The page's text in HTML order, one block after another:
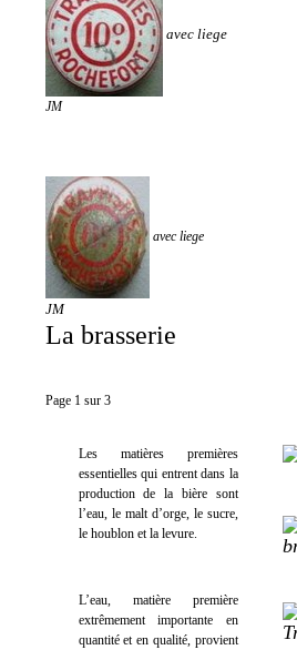
avec liege
JM
avec liege
JM
La brasserie
Page 1 sur 3
Les matières premières
essentielles qui entrent dans la
production de la bière sont
l’eau, le malt d’orge, le sucre,
le houblon et la levure.
L’eau, matière première
extrêmement importante en
quantité et en qualité, provient